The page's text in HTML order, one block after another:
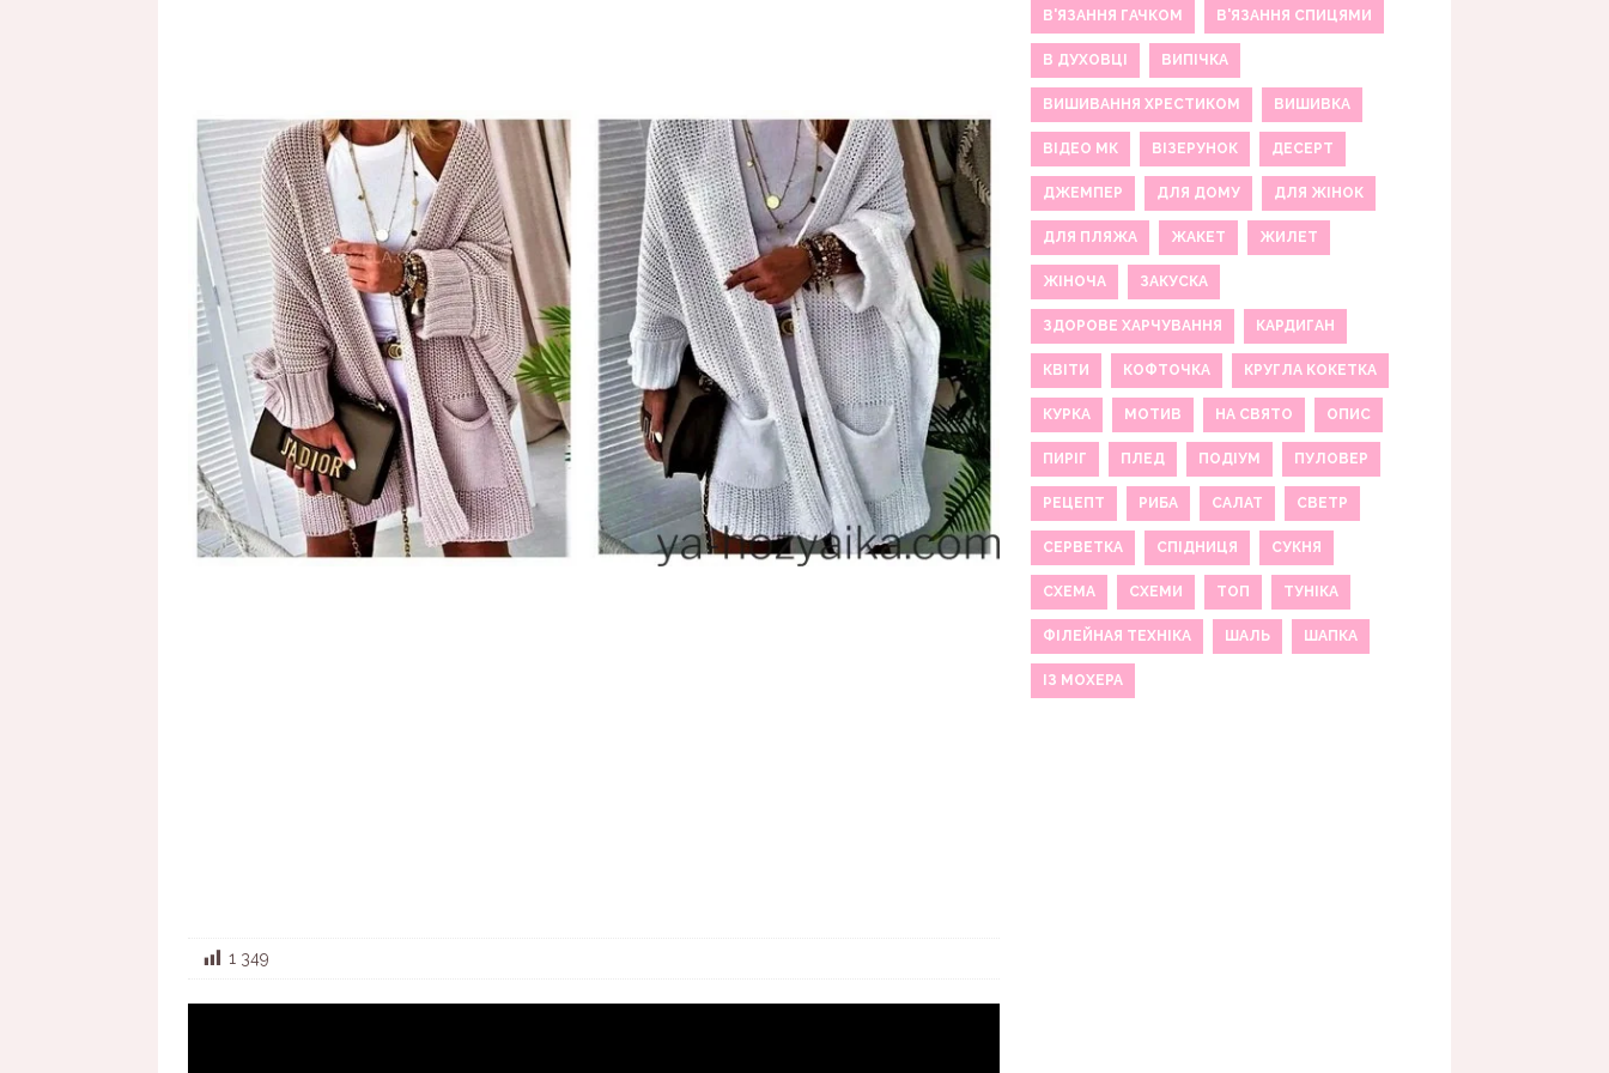
1 349
В'ЯЗАННЯ ГАЧКОМ В'ЯЗАННЯ СПИЦЯМИ
В ДУХОВЦІ ВИПІЧКА
ВИШИВАННЯ ХРЕСТИКОМ ВИШИВКА
ВІДЕО МК ВІЗЕРУНОК ДЕСЕРТ
ДЖЕМПЕР ДЛЯ ДОМУ ДЛЯ ЖІНОК
ДЛЯ ПЛЯЖА ЖАКЕТ ЖИЛЕТ
ЖІНОЧА ЗАКУСКА
ЗДОРОВЕ ХАРЧУВАННЯ КАРДИГАН
КВІТИ КОФТОЧКА КРУГЛА КОКЕТКА
КУРКА МОТИВ НА СВЯТО ОПИС
ПИРІГ ПЛЕД ПОДІУМ ПУЛОВЕР
РЕЦЕПТ РИБА САЛАТ СВЕТР
СЕРВЕТКА СПІДНИЦЯ СУКНЯ
СХЕМА СХЕМИ ТОП ТУНІКА
ФІЛЕЙНАЯ ТЕХНІКА ШАЛЬ ШАПКА
ІЗ МОХЕРА